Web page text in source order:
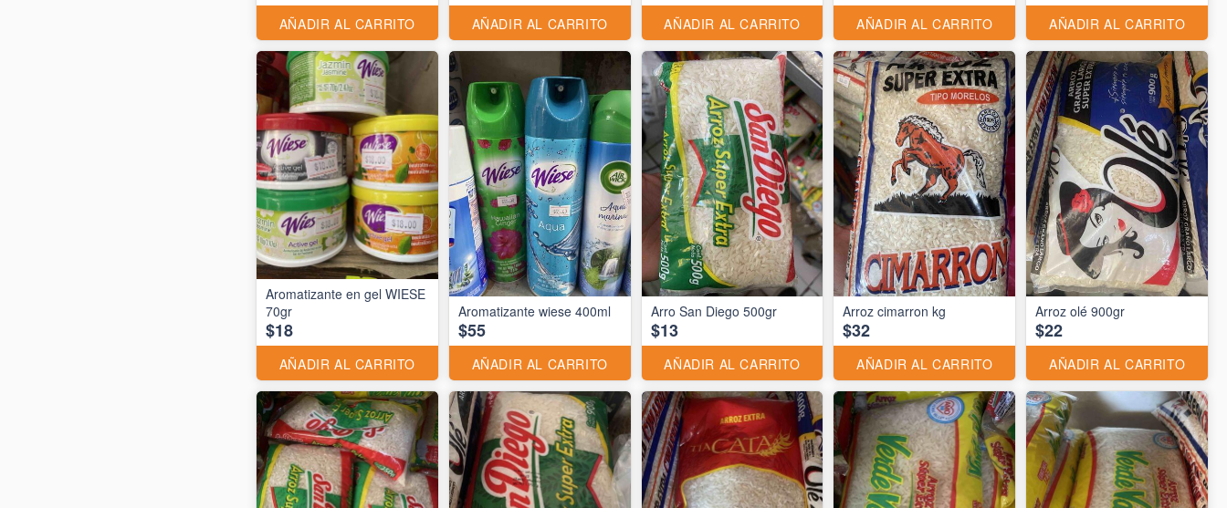
AÑADIR AL CARRITO AÑADIR AL CARRITO AÑADIR AL CARRITO AÑADIR AL CARRITO AÑADIR AL CARRITO
Aromatizante en gel WIESE
70gr
$18
AÑADIR AL CARRITO
Aromatizante wiese 400ml
$55
AÑADIR AL CARRITO
Arro San Diego 500gr
$13
AÑADIR AL CARRITO
Arroz cimarron kg
$32
AÑADIR AL CARRITO
Arroz olé 900gr
$22
AÑADIR AL CARRITO